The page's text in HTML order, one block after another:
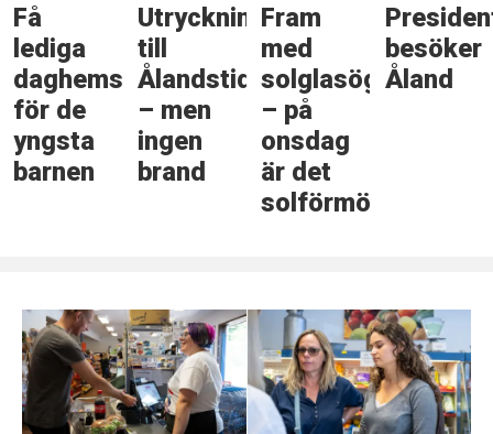
Få
lediga
daghemsplatser
för de
yngsta
barnen
Utryckning
till
Ålandstidningen
– men
ingen
brand
Fram
med
solglasögonen
– på
onsdag
är det
solförmörkelse
besöker
Åland